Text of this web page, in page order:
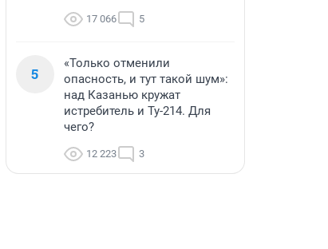
17 066 5
5
«Только отменили
опасность, и тут такой шум»:
над Казанью кружат
истребитель и Ту-214. Для
чего?
12 223 3